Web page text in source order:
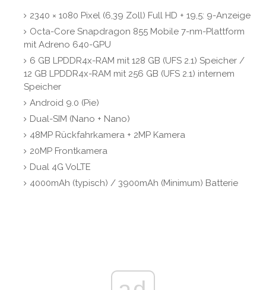
2340 × 1080 Pixel (6,39 Zoll) Full HD + 19,5: 9-Anzeige
Octa-Core Snapdragon 855 Mobile 7-nm-Plattform
mit Adreno 640-GPU
6 GB LPDDR4x-RAM mit 128 GB (UFS 2.1) Speicher /
12 GB LPDDR4x-RAM mit 256 GB (UFS 2.1) internem
Speicher
Android 9.0 (Pie)
Dual-SIM (Nano + Nano)
48MP Rückfahrkamera + 2MP Kamera
20MP Frontkamera
Dual 4G VoLTE
4000mAh (typisch) / 3900mAh (Minimum) Batterie